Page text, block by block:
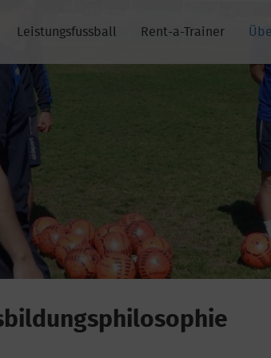
Leistungsfussball Rent-a-Trainer